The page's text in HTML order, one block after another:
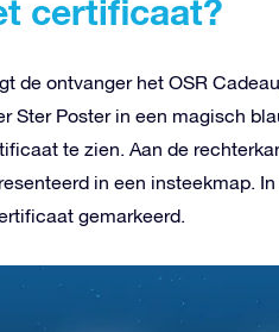
certificaat?
de ontvanger het OSR
Ster Poster in een magisch
te zien. Aan de
in een insteekmap.
gemarkeerd.